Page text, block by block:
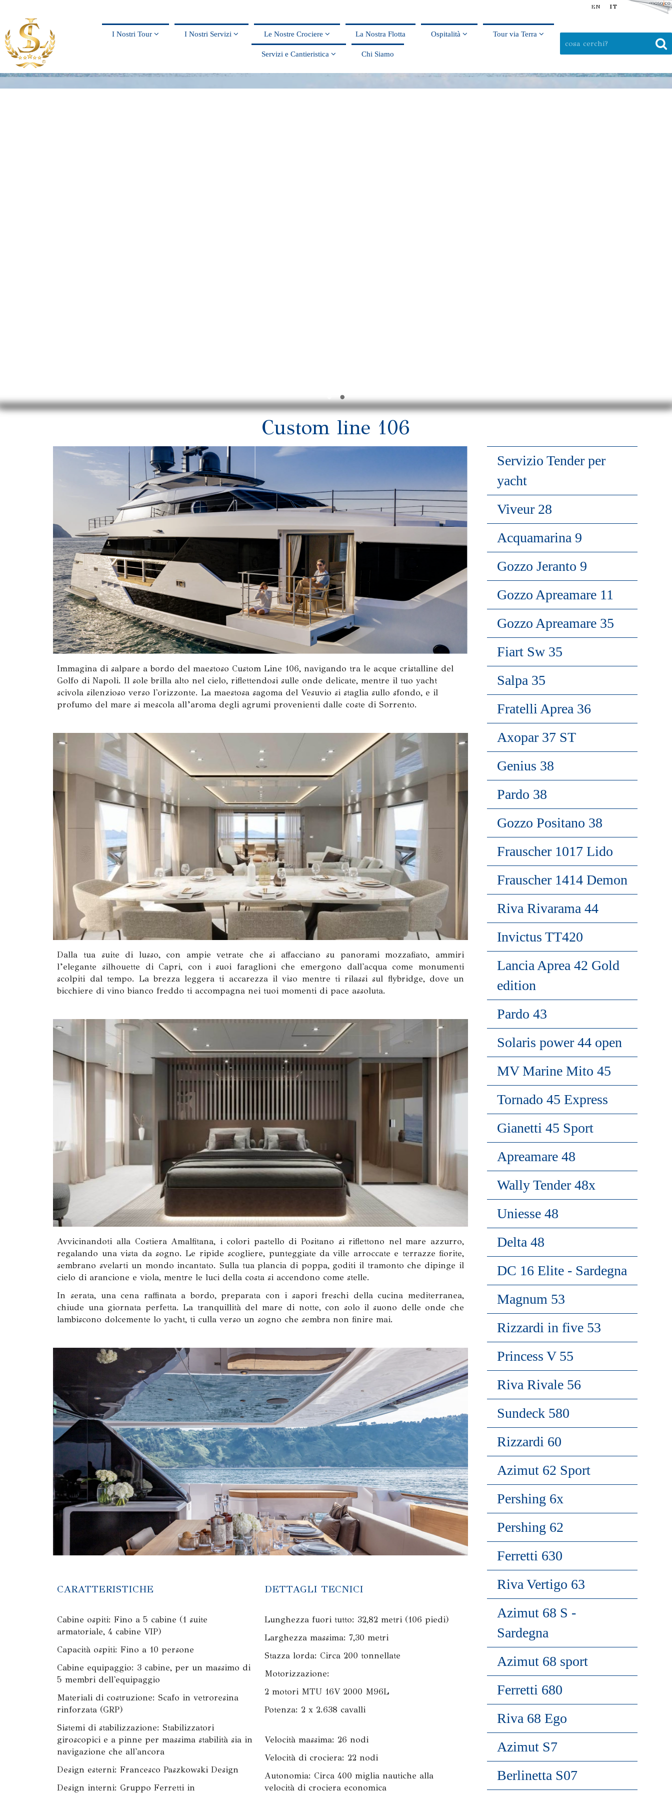
EN IT
I Nostri Tour I Nostri Servizi Le Nostre Crociere La Nostra Flotta Ospitalità Tour via Terra
Servizi e Cantieristica Chi Siamo
Custom line 106
Immagina di salpare a bordo del maestoso Custom Line 106, navigando tra le acque cristalline del
Golfo di Napoli. Il sole brilla alto nel cielo, riflettendosi sulle onde delicate, mentre il tuo yacht
scivola silenzioso verso l'orizzonte. La maestosa sagoma del Vesuvio si staglia sullo sfondo, e il
profumo del mare si mescola all’aroma degli agrumi provenienti dalle coste di Sorrento.
Dalla tua suite di lusso, con ampie vetrate che si affacciano su panorami mozzafiato, ammiri
l’elegante silhouette di Capri, con i suoi faraglioni che emergono dall'acqua come monumenti
scolpiti dal tempo. La brezza leggera ti accarezza il viso mentre ti rilassi sul flybridge, dove un
bicchiere di vino bianco freddo ti accompagna nei tuoi momenti di pace assoluta.
Avvicinandoti alla Costiera Amalfitana, i colori pastello di Positano si riflettono nel mare azzurro,
regalando una vista da sogno. Le ripide scogliere, punteggiate da ville arroccate e terrazze fiorite,
sembrano svelarti un mondo incantato. Sulla tua plancia di poppa, goditi il tramonto che dipinge il
cielo di arancione e viola, mentre le luci della costa si accendono come stelle.
In serata, una cena raffinata a bordo, preparata con i sapori freschi della cucina mediterranea,
chiude una giornata perfetta. La tranquillità del mare di notte, con solo il suono delle onde che
lambiscono dolcemente lo yacht, ti culla verso un sogno che sembra non finire mai.
CARATTERISTICHE
Cabine ospiti: Fino a 5 cabine (1 suite
armatoriale, 4 cabine VIP)
Capacità ospiti: Fino a 10 persone
Cabine equipaggio: 3 cabine, per un massimo di
5 membri dell'equipaggio
Materiali di costruzione: Scafo in vetroresina
rinforzata (GRP)
Sistemi di stabilizzazione: Stabilizzatori
giroscopici e a pinne per massima stabilità sia in
navigazione che all'ancora
Design esterni: Francesco Paszkowski Design
Design interni: Gruppo Ferretti in
DETTAGLI TECNICI
Lunghezza fuori tutto: 32,82 metri (106 piedi)
Larghezza massima: 7,30 metri
Stazza lorda: Circa 200 tonnellate
Motorizzazione:
2 motori MTU 16V 2000 M96L
Potenza: 2 x 2.638 cavalli
Velocità massima: 26 nodi
Velocità di crociera: 22 nodi
Autonomia: Circa 400 miglia nautiche alla
velocità di crociera economica
Servizio Tender per
yacht
Viveur 28
Acquamarina 9
Gozzo Jeranto 9
Gozzo Apreamare 11
Gozzo Apreamare 35
Fiart Sw 35
Salpa 35
Fratelli Aprea 36
Axopar 37 ST
Genius 38
Pardo 38
Gozzo Positano 38
Frauscher 1017 Lido
Frauscher 1414 Demon
Riva Rivarama 44
Invictus TT420
Lancia Aprea 42 Gold
edition
Pardo 43
Solaris power 44 open
MV Marine Mito 45
Tornado 45 Express
Gianetti 45 Sport
Apreamare 48
Wally Tender 48x
Uniesse 48
Delta 48
DC 16 Elite - Sardegna
Magnum 53
Rizzardi in five 53
Princess V 55
Riva Rivale 56
Sundeck 580
Rizzardi 60
Azimut 62 Sport
Pershing 6x
Pershing 62
Ferretti 630
Riva Vertigo 63
Azimut 68 S -
Sardegna
Azimut 68 sport
Ferretti 680
Riva 68 Ego
Azimut S7
Berlinetta S07